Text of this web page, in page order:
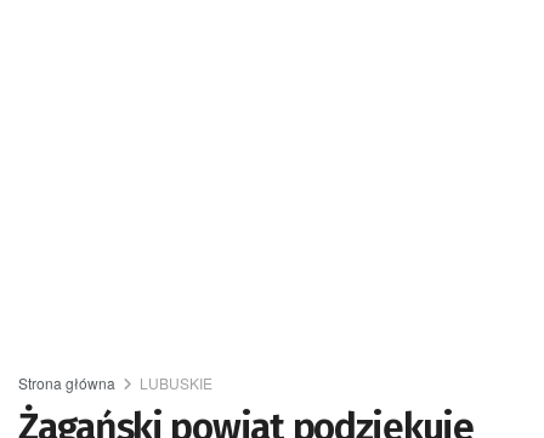
Strona główna LUBUSKIE
Żagański powiat podziękuje